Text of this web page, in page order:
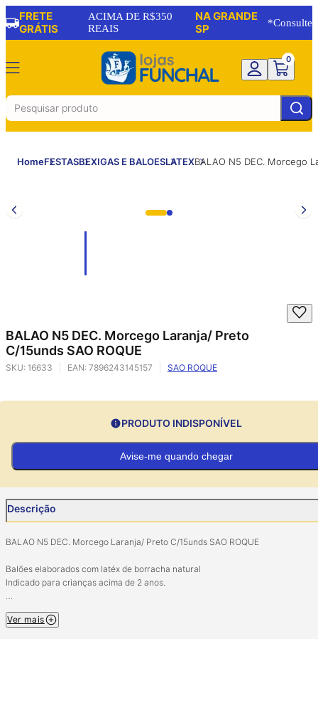
FRETE
GRÁTIS
ACIMA DE R$350
REAIS
NA GRANDE
SP
*Consulte
0
HomeFESTASBEXIGAS E BALOESLATEXBALAO N5 DEC. Morcego
BALAO N5 DEC. Morcego Laranja/ Preto
C/15unds SAO ROQUE
SKU: 16633 EAN: 7896243145157 SAO ROQUE
PRODUTO INDISPONÍVEL
Avise-me quando chegar
Descrição
BALAO N5 DEC. Morcego Laranja/ Preto C/15unds SAO ROQUE
Balões elaborados com latéx de borracha natural
Indicado para crianças acima de 2 anos.
AS Crianças podem se asfixiar com um balão vazio ou partes de um balão
Ver mais